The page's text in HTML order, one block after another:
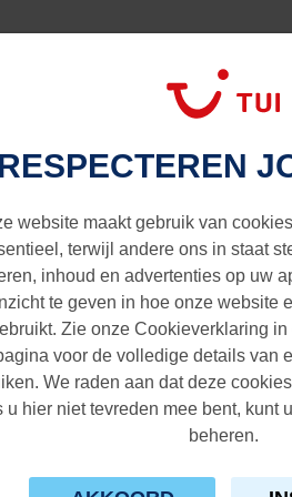
Extras
website maakt gebruik van
terwijl andere ons in staat
inhoud en advertenties op uw
te geven in hoe onze website
Zie onze Cookieverklaring
voor de volledige details van
We raden aan dat deze
u hier niet tevreden mee bent, kunt
beheren.